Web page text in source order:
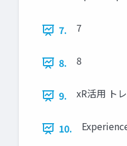
7. 7
8. 8
9. xR活用 ト
10.